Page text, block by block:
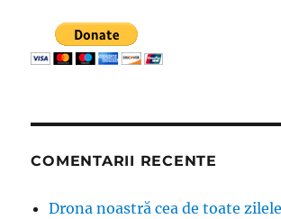
COMENTARII RECENTE
Drona noastră cea de toate